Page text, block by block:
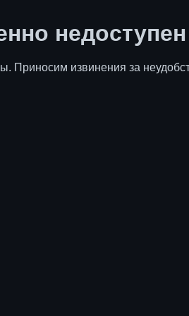
недоступен
Приносим извинения за